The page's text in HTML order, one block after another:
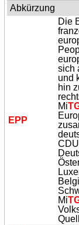
Abkürzung
EPP
Die
sich
und
hin
Mi
Mi